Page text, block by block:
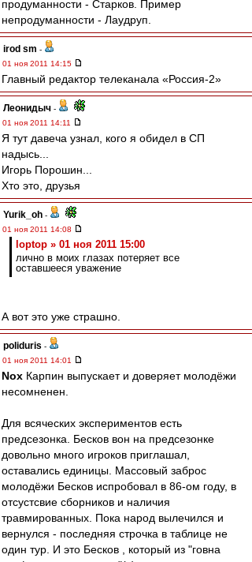
продуманности - Старков. Пример
непродуманности - Лаудруп.
irod sm -
01 ноя 2011 14:15
Главный редактор телеканала «Россия-2»
Леонидыч -
01 ноя 2011 14:11
Я тут давеча узнал, кого я обидел в СП
надысь...
Игорь Порошин...
Хто это, друзья
Yurik_oh -
01 ноя 2011 14:08
loptop » 01 ноя 2011 15:00
лично в моих глазах потеряет все
оставшееся уважение
А вот это уже страшно.
poliduris -
01 ноя 2011 14:01
Nox Карпин выпускает и доверяет молодёжи
несомненен.
Для всяческих экспериментов есть
предсезонка. Бесков вон на предсезонке
довольно много игроков приглашал,
оставались единицы. Массовый заброс
молодёжи Бесков испробовал в 86-ом году, в
отсустсвие сборников и наличия
травмированных. Пока народ вылечился и
вернулся - последняя строчка в таблице не
один тур. И это Бесков , который из "говна